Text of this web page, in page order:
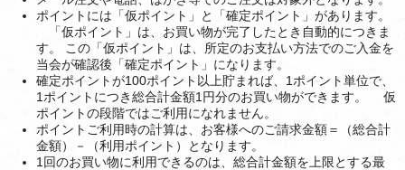
ポイントには「仮ポイント」と「確定ポイント」があります。
「仮ポイント」は、お買い物が完了したとき自動的につきま
す。 この「仮ポイント」は、所定のお支払い方法でのご入金を
当会が確認後「確定ポイント」になります。
確定ポイントが100ポイント以上貯まれば、1ポイント単位で、
1ポイントにつき総合計金額1円分のお買い物ができます。 仮
ポイントの段階ではご利用になれません。
ポイントご利用時の計算は、お客様へのご請求金額＝（総合計
金額）－（利用ポイント）となります。
1回のお買い物に利用できるのは、総合計金額を上限とする最